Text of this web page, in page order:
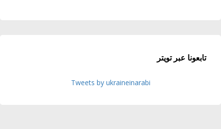
تابعونا عبر تويتر
Tweets by ukraineinarabi